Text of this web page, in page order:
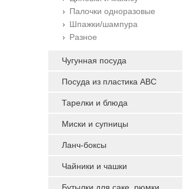
Палочки одноразовые
Шпажки/шампура
Разное
Чугунная посуда
Посуда из пластика ABC
Тарелки и блюда
Миски и супницы
Ланч-боксы
Чайники и чашки